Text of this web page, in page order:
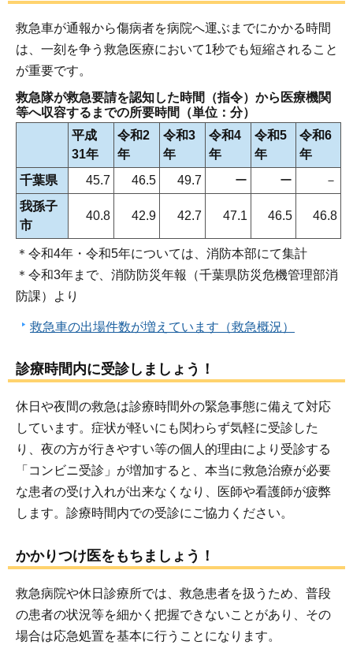
救急車が通報から傷病者を病院へ運ぶまでにかかる時間
は、一刻を争う救急医療において1秒でも短縮されること
が重要です。
救急隊が救急要請を認知した時間（指令）から医療機関
等へ収容するまでの所要時間（単位：分）
平成
31年
令和2
年
令和3
年
令和4
年
令和5
年
令和6
年
千葉県
45.7 46.5 49.7 ー ー
－
我孫子
市
40.8 42.9 42.7 47.1 46.5 46.8
＊令和4年・令和5年については、消防本部にて集計
＊令和3年まで、消防防災年報（千葉県防災危機管理部消
防課）より
救急車の出場件数が増えています（救急概況）
診療時間内に受診しましょう！
休日や夜間の救急は診療時間外の緊急事態に備えて対応
しています。症状が軽いにも関わらず気軽に受診した
り、夜の方が行きやすい等の個人的理由により受診する
「コンビニ受診」が増加すると、本当に救急治療が必要
な患者の受け入れが出来なくなり、医師や看護師が疲弊
します。診療時間内での受診にご協力ください。
かかりつけ医をもちましょう！
救急病院や休日診療所では、救急患者を扱うため、普段
の患者の状況等を細かく把握できないことがあり、その
場合は応急処置を基本に行うことになります。